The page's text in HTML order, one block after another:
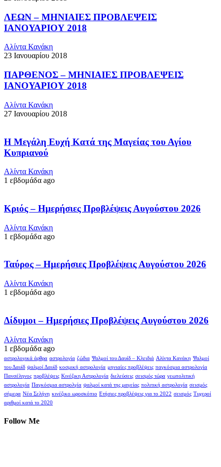
ΛΕΩΝ – ΜΗΝΙΑΙΕΣ ΠΡΟΒΛΕΨΕΙΣ
ΙΑΝΟΥΑΡΙΟΥ 2018
Αλίντα Κανάκη
23 Ιανουαρίου 2018
ΠΑΡΘΕΝΟΣ – ΜΗΝΙΑΙΕΣ ΠΡΟΒΛΕΨΕΙΣ
ΙΑΝΟΥΑΡΙΟΥ 2018
Αλίντα Κανάκη
27 Ιανουαρίου 2018
Η Μεγάλη Ευχή Κατά της Μαγείας του Αγίου
Κυπριανού
Αλίντα Κανάκη
1 εβδομάδα ago
Κριός – Ημερήσιες Προβλέψεις Αυγούστου 2026
Αλίντα Κανάκη
1 εβδομάδα ago
Ταύρος – Ημερήσιες Προβλέψεις Αυγούστου 2026
Αλίντα Κανάκη
1 εβδομάδα ago
Δίδυμοι – Ημερήσιες Προβλέψεις Αυγούστου 2026
Αλίντα Κανάκη
1 εβδομάδα ago
αστρολογικά άρθρα αστρολογία ζώδια Ψαλμοί του Δαυίδ – Κλειδιά Αλίντα Κανάκη Ψαλμοί
του Δαυίδ ψαλμοί Δαυίδ κοσμική αστρολογία μηνιαίες προβλέψεις παγκόσμια αστρολογία
Πανσέληνος προβλέψεις Κινέζικη Αστρολογία διελεύσεις σεισμός τώρα γεωπολιτική
αστρολογία Παγκόσμια αστρολγία ψαλμοί κατά της μαγείας πολιτική αστρολογία σεισμός
σήμερα Νέα Σελήνη κινέζικο ωροσκόπιο Ετήσιες προβλέψεις για το 2022 σεισμός Τυχεροί
αριθμοί κατά το 2020
Follow Me